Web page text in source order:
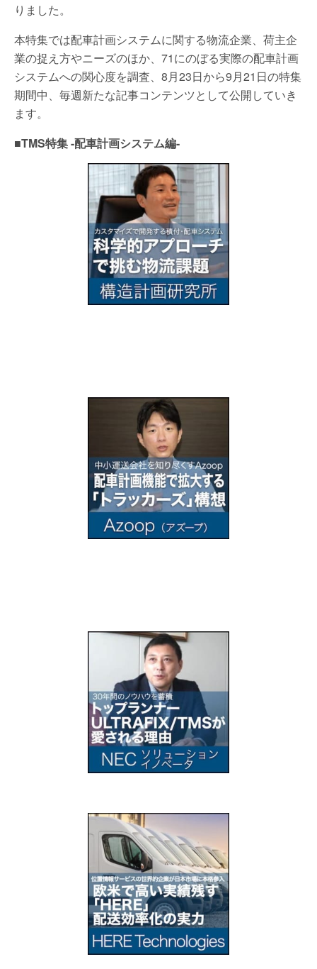
りました。
本特集では配車計画システムに関する物流企業、荷主企
業の捉え方やニーズのほか、71にのぼる実際の配車計画
システムへの関心度を調査、8月23日から9月21日の特集
期間中、毎週新たな記事コンテンツとして公開していき
ます。
■TMS特集 -配車計画システム編-